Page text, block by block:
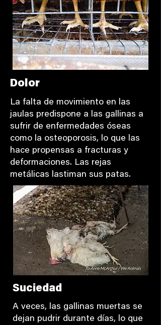
Dolor
La falta de movimiento en las
jaulas predispone a las gallinas a
sufrir de enfermedades óseas
como la osteoporosis, lo que las
hace propensas a fracturas y
deformaciones. Las rejas
metálicas lastiman sus patas.
Suciedad
A veces, las gallinas muertas se
dejan pudrir durante días, lo que